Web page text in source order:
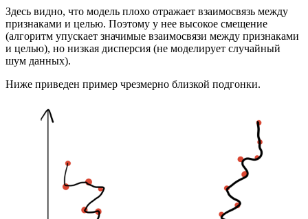
Здесь видно, что модель плохо отражает взаимосвязь между
признаками и целью. Поэтому у нее высокое смещение
(алгоритм упускает значимые взаимосвязи между признаками
и целью), но низкая дисперсия (не моделирует случайный
шум данных).
Ниже приведен пример чрезмерно близкой подгонки.